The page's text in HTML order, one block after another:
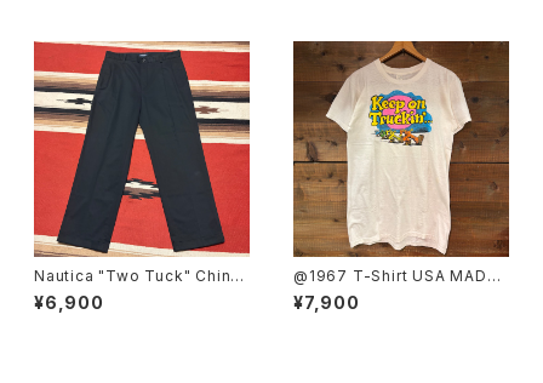
Nautica "Two Tuck" Chino
Trousers W34
¥6,900
@1967 T-Shirt USA MADE
SIZE:L
¥7,900